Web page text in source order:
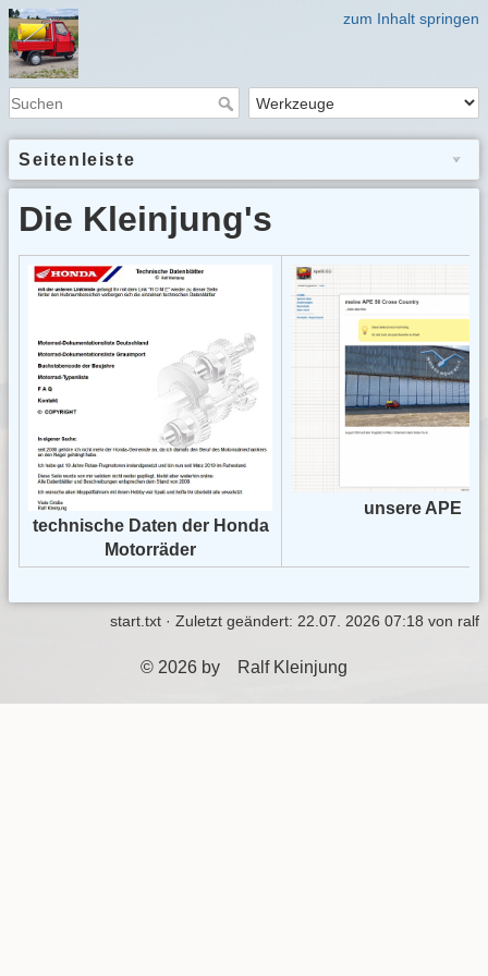
zum Inhalt springen
Seitenleiste
Die Kleinjung's
technische Daten der Honda
Motorräder
unsere APE
start.txt · Zuletzt geändert: 22.07. 2026 07:18 von ralf
© 2026 by Ralf Kleinjung